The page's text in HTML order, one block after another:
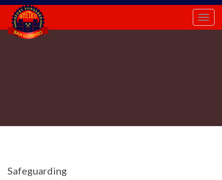
Safeguarding